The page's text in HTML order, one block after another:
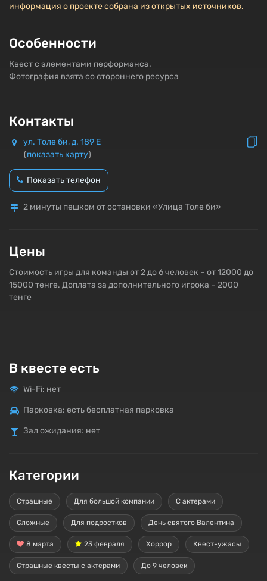
информация о проекте собрана из открытых источников.
Особенности
Квест с элементами перформанса.
Фотография взята со стороннего ресурса
Контакты
ул. Толе би, д. 189 Е
(показать карту)
Показать телефон
2 минуты пешком от остановки «Улица Толе би»
Цены
Стоимость игры для команды от 2 до 6 человек – от 12000 до
15000 тенге. Доплата за дополнительного игрока – 2000
тенге
В квесте есть
Wi-Fi: нет
Парковка: есть бесплатная парковка
Зал ожидания: нет
Категории
Страшные Для большой компании С актерами
Сложные Для подростков День святого Валентина
8 марта 23 февраля Хоррор Квест-ужасы
Страшные квесты с актерами До 9 человек